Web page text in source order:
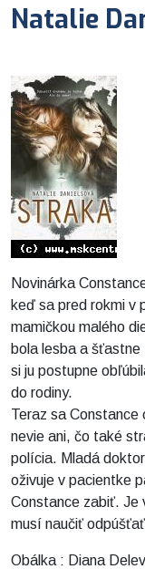
Natalie
Novinárka
keď sa pred rokmi v
mamičkou malého
bola lesba a
si ju postupne
do rodiny.
Teraz sa
nevie ani, čo také
polícia. Mladá
oživuje v pacientke
Constance zabiť. Je
musí naučiť
Obálka : Diana